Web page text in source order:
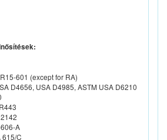
601 (except for RA)
D4656, USA D4985, ASTM USA D6210
A
615/C